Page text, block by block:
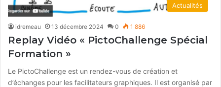
Actualités
idremeau 13 décembre 2024 0 1 886
Replay Vidéo « PictoChallenge Spécial
Formation »
Le PictoChallenge est un rendez-vous de création et
d’échanges pour les facilitateurs graphiques. Il est organisé par